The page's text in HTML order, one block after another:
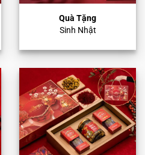
Quà Tặng
Sinh Nhật